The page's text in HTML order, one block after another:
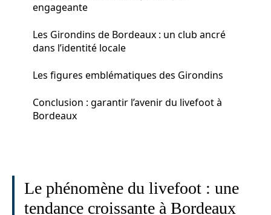
engageante
Les Girondins de Bordeaux : un club ancré
dans l’identité locale
Les figures emblématiques des Girondins
Conclusion : garantir l’avenir du livefoot à
Bordeaux
Le phénomène du livefoot : une
tendance croissante à Bordeaux